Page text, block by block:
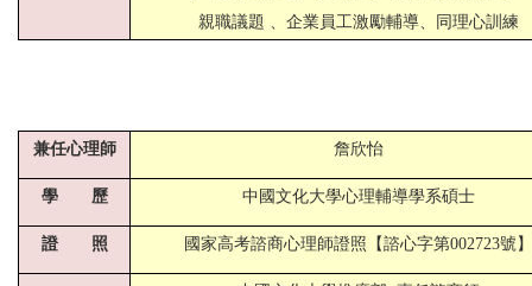
親職議題 、企業員工激勵輔導、同理心訓練
兼任心理師 詹欣怡
學 歷 中國文化大學心理輔導學系碩士
證 照 國家高考諮商心理師證照【諮心字第002723號】